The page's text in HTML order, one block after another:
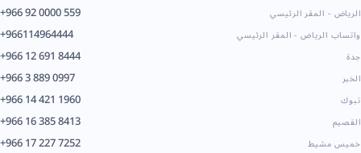
+966 92 0000 559 الرياض - المقر الرئيسي
+966114964444 واتساب الرياض - المقر الرئيسي
+966 12 691 8444 جدة
+966 3 889 0997 الخبر
+966 14 421 1960 تبوك
+966 16 385 8413 القصيم
+966 17 227 7252 خميس مشيط